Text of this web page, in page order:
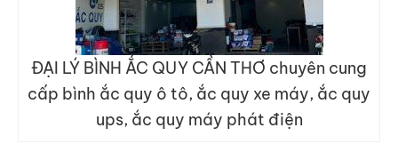
ĐẠI LÝ BÌNH ẮC QUY CẦN THƠ chuyên cung
cấp bình ắc quy ô tô, ắc quy xe máy, ắc quy
ups, ắc quy máy phát điện